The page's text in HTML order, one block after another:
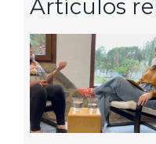
Artículos